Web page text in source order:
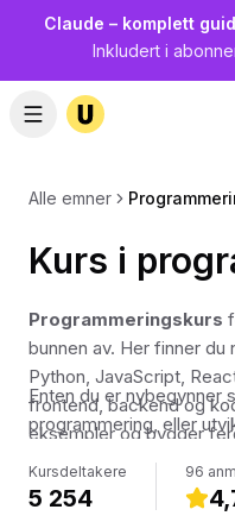
Claude – komplett
Inkludert i
Alle emner
Kurs i
Programmeringskurs
bunnen av. Her finner
Python, JavaScript,
frontend, backend og
eksempler og bygger
eget tempo.
Enten du er nybegynner
programmering, eller
er videobaserte og
tydelig forklaring på
Kursdeltakere
5 254
96